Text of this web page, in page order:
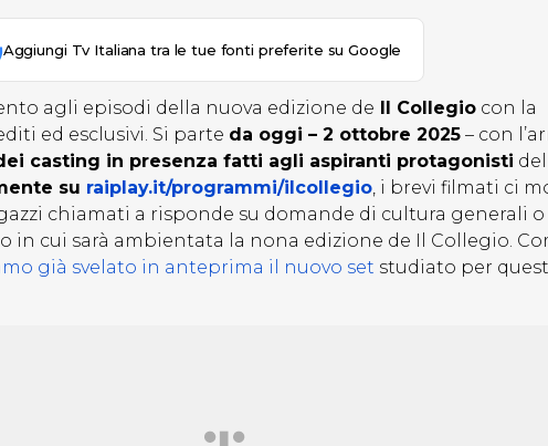
Aggiungi Tv Italiana tra le tue fonti preferite su Google
agli episodi della nuova edizione de Il Collegio con la
ed esclusivi. Si parte da oggi – 2 ottobre 2025 – con
casting in presenza fatti agli aspiranti protagonisti
su raiplay.it/programmi/ilcollegio, i brevi filmati ci
chiamati a risponde su domande di cultura generali
in cui sarà ambientata la nona edizione de Il Collegio.
già svelato in anteprima il nuovo set studiato per